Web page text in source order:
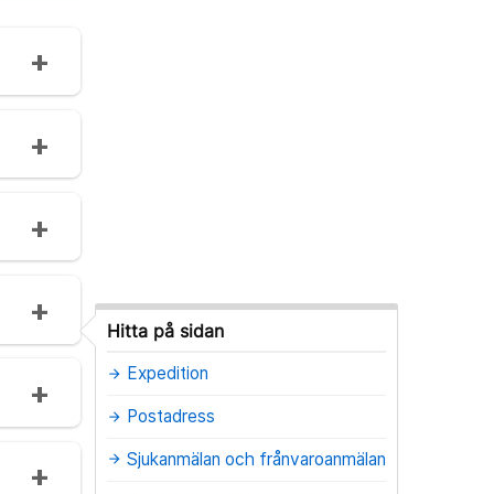
Hitta på sidan
arrow_forward Expedition
arrow_forward Postadress
arrow_forward Sjukanmälan och frånvaroanmälan